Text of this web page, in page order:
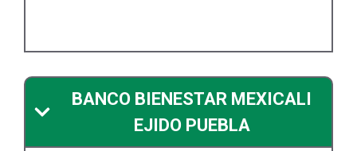
BANCO BIENESTAR MEXICALI
EJIDO PUEBLA